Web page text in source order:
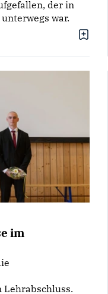
der in
war.
im